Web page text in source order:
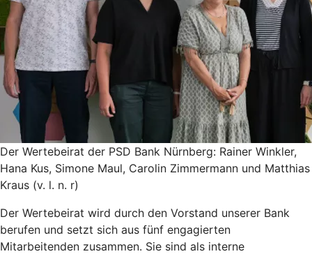
Der Wertebeirat der PSD Bank Nürnberg: Rainer Winkler,
Hana Kus, Simone Maul, Carolin Zimmermann und Matthias
Kraus (v. l. n. r)
Der Wertebeirat wird durch den Vorstand unserer Bank
berufen und setzt sich aus fünf engagierten
Mitarbeitenden zusammen. Sie sind als interne